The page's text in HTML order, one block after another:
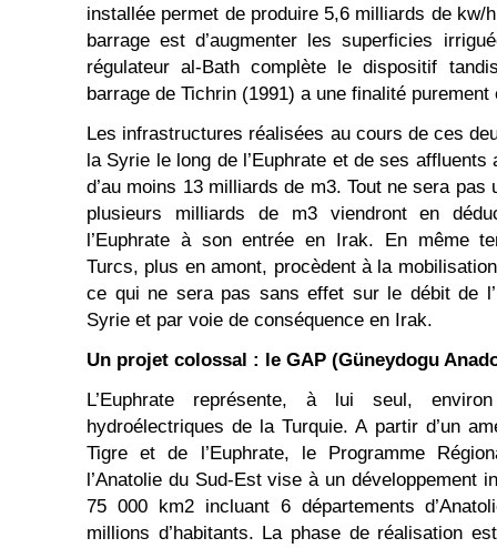
installée permet de produire 5,6 milliards de kw/
barrage est d’augmenter les superficies
régulateur al-Bath complète le dispositif
barrage de Tichrin (1991) a une finalité purement
Les infrastructures réalisées au cours de ces
la Syrie le long de l’Euphrate et de ses
d’au moins 13 milliards de m3. Tout ne sera pas
plusieurs milliards de m3 viendront en
l’Euphrate à son entrée en Irak. En même
Turcs, plus en amont, procèdent à la mobilisation
ce qui ne sera pas sans effet sur le débit de
Syrie et par voie de conséquence en Irak.
Un projet colossal : le GAP (Güneydogu
L’Euphrate représente, à lui seul,
hydroélectriques de la Turquie. A partir d’un
Tigre et de l’Euphrate, le Programme
l’Anatolie du Sud-Est vise à un développement
75 000 km2 incluant 6 départements
millions d’habitants. La phase de réalisation